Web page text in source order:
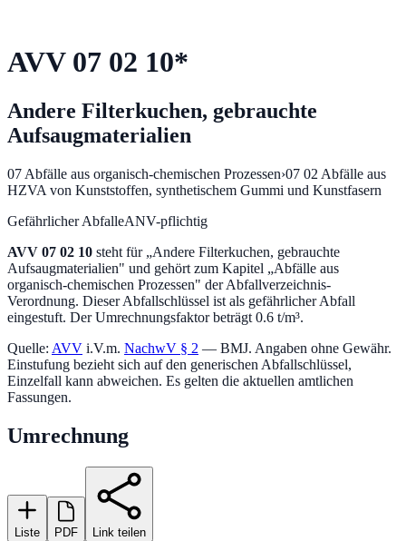
AVV 07 02 10*
Andere Filterkuchen, gebrauchte
Aufsaugmaterialien
07 Abfälle aus organisch-chemischen Prozessen›07 02 Abfälle aus
HZVA von Kunststoffen, synthetischem Gummi und Kunstfasern
Gefährlicher AbfalleANV-pflichtig
AVV 07 02 10 steht für „Andere Filterkuchen, gebrauchte
Aufsaugmaterialien" und gehört zum Kapitel „Abfälle aus
organisch-chemischen Prozessen" der Abfallverzeichnis-
Verordnung. Dieser Abfallschlüssel ist als gefährlicher Abfall
eingestuft. Der Umrechnungsfaktor beträgt 0.6 t/m³.
Quelle: AVV i.V.m. NachwV § 2 — BMJ. Angaben ohne Gewähr.
Einstufung bezieht sich auf den generischen Abfallschlüssel,
Einzelfall kann abweichen. Es gelten die aktuellen amtlichen
Fassungen.
Umrechnung
Liste PDF Link teilen